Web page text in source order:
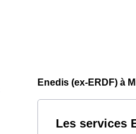
Enedis (ex-ERDF) à
Les services